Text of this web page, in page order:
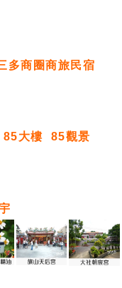
多商圈商旅民宿
85大樓 85觀景